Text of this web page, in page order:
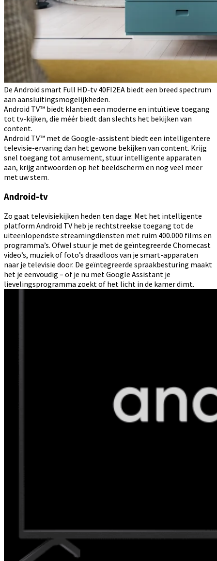
De Android smart Full HD-tv 40FI2EA biedt een breed spectrum
aan aansluitingsmogelijkheden.
Android TV™ biedt klanten een moderne en intuïtieve toegang
tot tv-kijken, die méér biedt dan slechts het bekijken van
content.
Android TV™ met de Google-assistent biedt een intelligentere
televisie-ervaring dan het gewone bekijken van content. Krijg
snel toegang tot amusement, stuur intelligente apparaten
aan, krijg antwoorden op het beeldscherm en nog veel meer
met uw stem.
Android-tv
Zo gaat televisiekijken heden ten dage: Met het intelligente
platform Android TV heb je rechtstreekse toegang tot de
uiteenlopendste streamingdiensten met ruim 400.000 films en
programma’s. Ofwel stuur je met de geïntegreerde Chomecast
video’s, muziek of foto’s draadloos van je smart-apparaten
naar je televisie door. De geïntegreerde spraakbesturing maakt
het je eenvoudig – of je nu met Google Assistant je
lievelingsprogramma zoekt of het licht in de kamer dimt.